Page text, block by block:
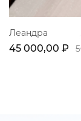
Леандра
45 000,00 ₽